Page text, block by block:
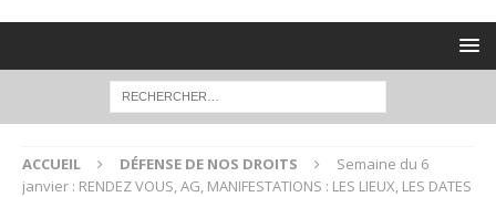
ACCUEIL DÉFENSE DE NOS DROITS
Semaine du 6
janvier : RENDEZ VOUS, AG, MANIFESTATIONS : LES LIEUX, LES DATES